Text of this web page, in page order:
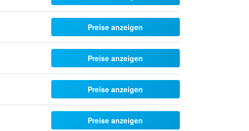
Preise anzeigen
Preise anzeigen
Preise anzeigen
Preise anzeigen